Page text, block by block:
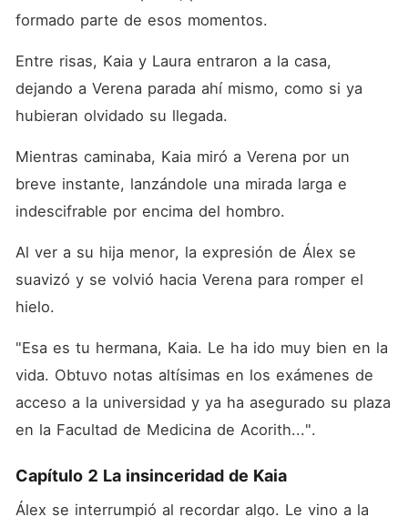
formado parte de esos momentos.
Entre risas, Kaia y Laura entraron a la casa,
dejando a Verena parada ahí mismo, como si ya
hubieran olvidado su llegada.
Mientras caminaba, Kaia miró a Verena por un
breve instante, lanzándole una mirada larga e
indescifrable por encima del hombro.
Al ver a su hija menor, la expresión de Álex se
suavizó y se volvió hacia Verena para romper el
hielo.
"Esa es tu hermana, Kaia. Le ha ido muy bien en la
vida. Obtuvo notas altísimas en los exámenes de
acceso a la universidad y ya ha asegurado su plaza
en la Facultad de Medicina de Acorith...".
Capítulo 2 La insinceridad de Kaia
Álex se interrumpió al recordar algo. Le vino a la